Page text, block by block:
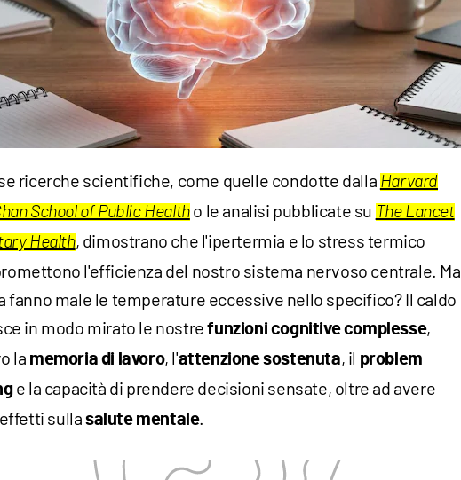
ricerche scientifiche, come quelle condotte dalla Harvard
School of Public Healtho le analisi pubblicate su The Lancet
Health, dimostrano che l'ipertermia e lo stress termico
l'efficienza del nostro sistema nervoso centrale. Ma
fanno male le temperature eccessive nello specifico? Il caldo
in modo mirato le nostrefunzioni cognitive complesse,
la memoria di lavoro, l'attenzione sostenuta, il problem
e la capacità di prendere decisioni sensate, oltre ad avere
sulla salute mentale.